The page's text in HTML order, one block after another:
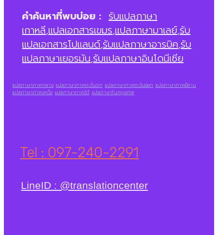
คำค้นหาที่พบบ่อย : รับแปลภาษา
เกาหลี,แปลเอกสารเขมร,แปลภาษามาเลย์,รับ
แปลเอกสารโปแลนด์,รับแปลภาษาอารบิค,รับ
แปลภาษาเยอรมัน,รับแปลภาษาอินโดนีเซีย
แปลภาษาภาคกลาง แปลภาษาภาคตะวันตก แปลภาษาภาคตะวันออก แปลภาษาภาคอีสาน
แปลภาษาภาคเหนือ แปลภาษาภาคใต้ แปลภาษาในกรุงเทพ
Tel : 097-240-2291
LineID : @translationcenter